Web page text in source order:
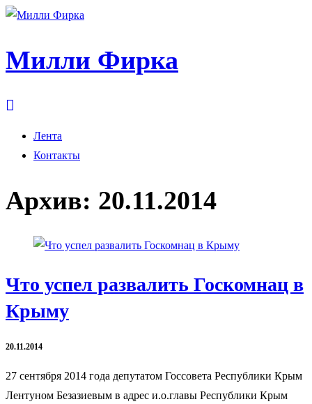
Милли Фирка
Лента
Контакты
Архив: 20.11.2014
Что успел развалить Госкомнац в
Крыму
20.11.2014
27 сентября 2014 года депутатом Госсовета Республики Крым
Лентуном Безазиевым в адрес и.о.главы Республики Крым